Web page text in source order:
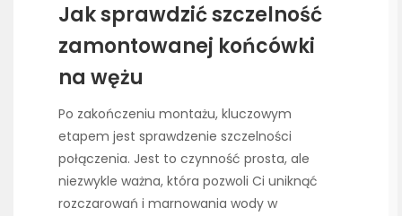
Jak sprawdzić szczelność
zamontowanej końcówki
na wężu
Po zakończeniu montażu, kluczowym
etapem jest sprawdzenie szczelności
połączenia. Jest to czynność prosta, ale
niezwykle ważna, która pozwoli Ci uniknąć
rozczarowań i marnowania wody w